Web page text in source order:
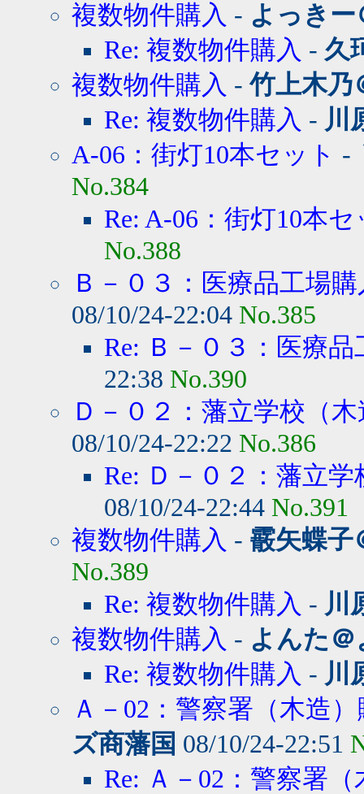
複数物件購入 - よっきー
Re: 複数物件購入 - 久
複数物件購入 -竹上木乃
Re: 複数物件購入 - 川
A-06：街灯10本セット -
No.384
Re: A-06：街灯10本
No.388
Ｂ－０３：医療品工場購
08/10/24-22:04 No.385
Re: Ｂ－０３：医療品
22:38 No.390
Ｄ－０２：藩立学校（
08/10/24-22:22 No.386
Re: Ｄ－０２：藩立学
08/10/24-22:44 No.391
複数物件購入 - 霰矢蝶子
No.389
Re: 複数物件購入 - 川
複数物件購入 - よんた
Re: 複数物件購入 - 川
Ａ－02：警察署（木造
ズ商藩国 08/10/24-22:51
Re: Ａ－02：警察署